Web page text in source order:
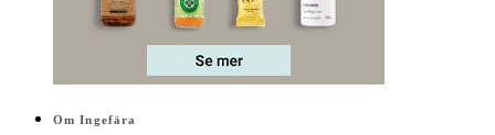
Om Ingefära